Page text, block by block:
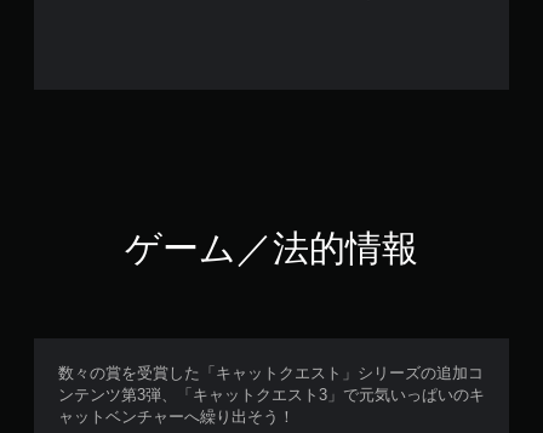
ゲーム／法的情報
数々の賞を受賞した「キャットクエスト」シリーズの追加コ
ンテンツ第3弾、「キャットクエスト3」で元気いっぱいのキ
ャットベンチャーへ繰り出そう！